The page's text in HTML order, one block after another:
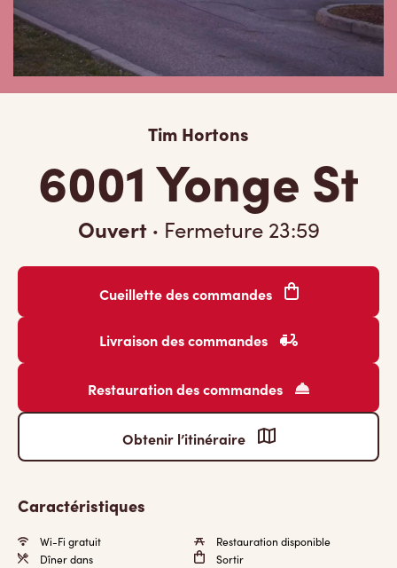
Tim Hortons
6001 Yonge St
Ouvert · Fermeture 23:59
Cueillette des commandes
Livraison des commandes
Restauration des commandes
Obtenir l’itinéraire
Caractéristiques
Wi-Fi gratuit
Restauration disponible
Dîner dans
Sortir